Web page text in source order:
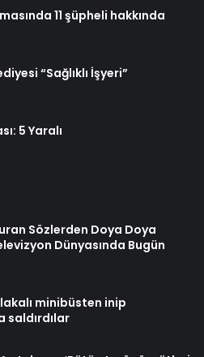
11 şüpheli hakkında
“Sağlıklı İşyeri”
5 Yaralı
Sözlerden Doya Doya
Dünyasında Bugün
minibüsten inip
saldırdılar